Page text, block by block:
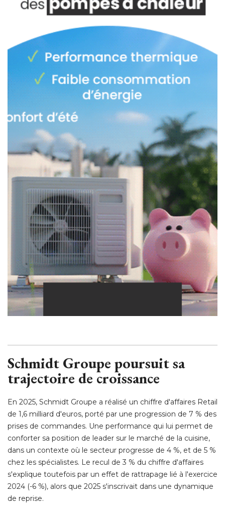
Schmidt Groupe poursuit sa
trajectoire de croissance
En 2025, Schmidt Groupe a réalisé un chiffre d'affaires Retail
de 1,6 milliard d'euros, porté par une progression de 7 % des
prises de commandes. Une performance qui lui permet de
conforter sa position de leader sur le marché de la cuisine,
dans un contexte où le secteur progresse de 4 %, et de 5 %
chez les spécialistes. Le recul de 3 % du chiffre d'affaires
s'explique toutefois par un effet de rattrapage lié à l'exercice
2024 (-6 %), alors que 2025 s'inscrivait dans une dynamique
de reprise.